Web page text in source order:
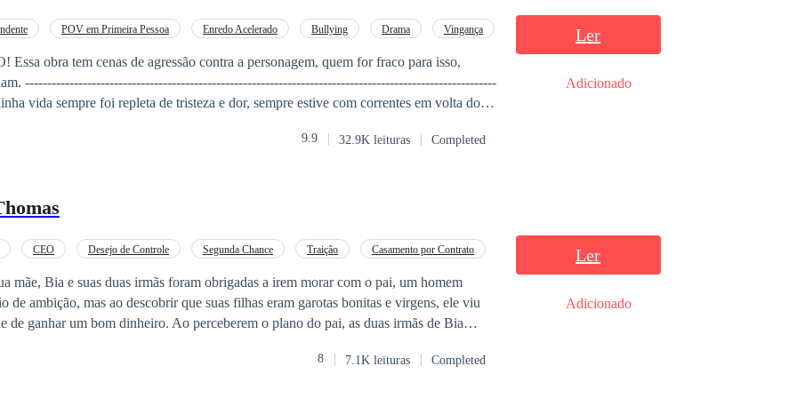
Alania decide confessar a Hansen que ela o ama e que ele é sua alma gêmea,
POV em Primeira Pessoa Enredo Acelerado Bullying Drama
Vingança
isso,
quebrar essas
9.9 32.9K leituras Completed
Ler
Adicionado
CEO Desejo de Controle Segunda Chance Traição
Casamento por Contrato
mãe, Bia e suas duas irmãs foram obrigadas a irem morar com o pai, um homem
de ambição, mas ao descobrir que suas filhas eram garotas bonitas e virgens, ele viu
de ganhar um bom dinheiro. Ao perceberem o plano do pai, as duas irmãs de Bia
que ofereceu uma bela fortuna pela mão de Bia. O herdeiro Thomas Molatto é
8 7.1K leituras Completed
Ler
Adicionado